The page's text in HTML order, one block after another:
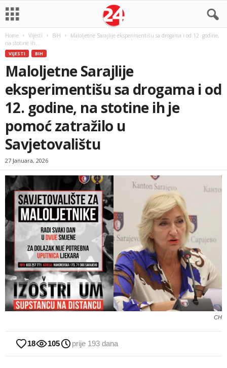
Home Vijesti BiH
Maloljetne Sarajlije eksperimentišu sa drogama i od 12. godine,
na stotine ih...
VIJESTI BIH
Maloljetne Sarajlije
eksperimentišu sa drogama i od
12. godine, na stotine ih je
pomoć zatražilo u
Savjetovalištu
27 Januara, 2026
CH
18 105 prije 193 dana